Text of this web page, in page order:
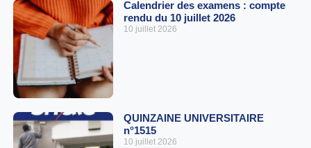
Calendrier des examens : compte
rendu du 10 juillet 2026
10 juillet 2026
QUINZAINE UNIVERSITAIRE
n°1515
10 juillet 2026